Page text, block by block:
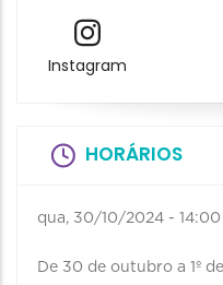
Instagram
HORÁRIOS
qua, 30/10/2024 - 14:00
De 30 de outubro a 1º